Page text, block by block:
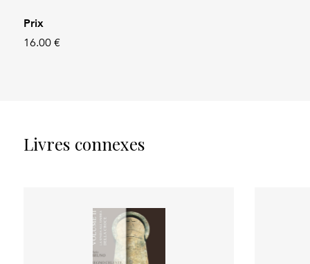
Prix
16.00 €
Livres connexes